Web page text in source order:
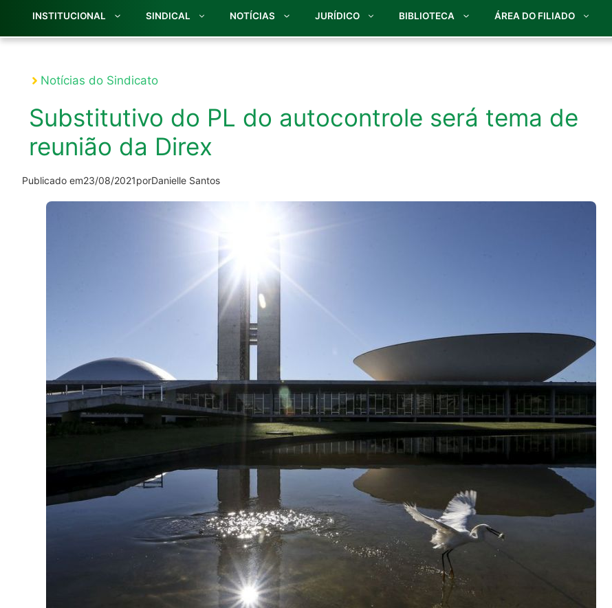
INSTITUCIONAL SINDICAL NOTÍCIAS JURÍDICO BIBLIOTECA ÁREA DO FILIADO
Notícias do Sindicato
Substitutivo do PL do autocontrole será tema de
reunião da Direx
Publicado em23/08/2021porDanielle Santos